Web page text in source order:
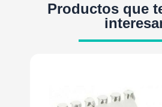
Productos que